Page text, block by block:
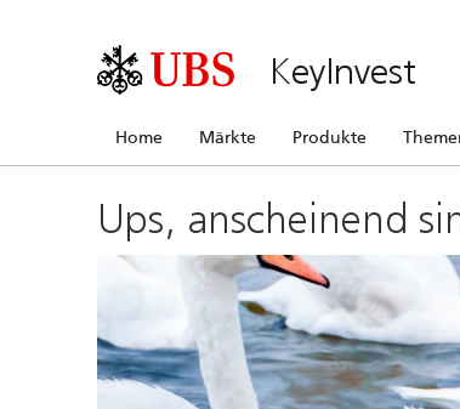
KeyInvest
Home Märkte Produkte
Ups, anscheinend